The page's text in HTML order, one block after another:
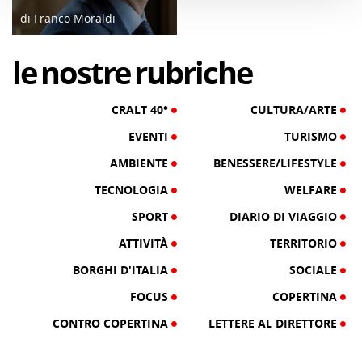
di Franco Moraldi
lenostrerubriche
CRALT 40°
CULTURA/ARTE
EVENTI
TURISMO
AMBIENTE
BENESSERE/LIFESTYLE
TECNOLOGIA
WELFARE
SPORT
DIARIO DI VIAGGIO
ATTIVITÀ
TERRITORIO
BORGHI D'ITALIA
SOCIALE
FOCUS
COPERTINA
CONTRO COPERTINA
LETTERE AL DIRETTORE